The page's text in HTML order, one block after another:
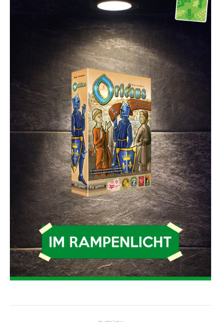
Kommentarnavigation